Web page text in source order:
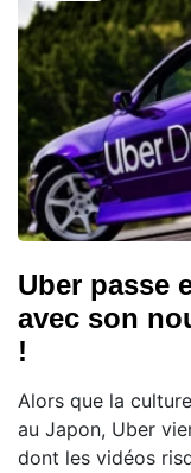
Uber passe
avec son
!
Alors que la
au Japon, Uber
dont les vidéos